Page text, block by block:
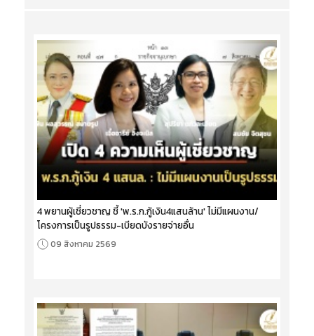
4 พยานผู้เชี่ยวชาญ ชี้ 'พ.ร.ก.กู้เงิน4แสนล้าน' ไม่มีแผนงาน/
โครงการเป็นรูปธรรม-เบียดบังรายจ่ายอื่น
09 สิงหาคม 2569